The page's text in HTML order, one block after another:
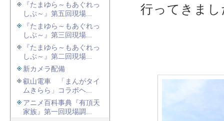
行ってきまし
『たまゆら～もあぐれっ
しぶ～』第五回現場...
『たまゆら～もあぐれっ
しぶ～』第三回現場...
『たまゆら～もあぐれっ
しぶ～』第二回現場...
新カメラ配備
叡山電車 「まんがタイ
ムきらら」コラボヘ...
アニメ百科事典『有頂天
家族』第一回現場調...